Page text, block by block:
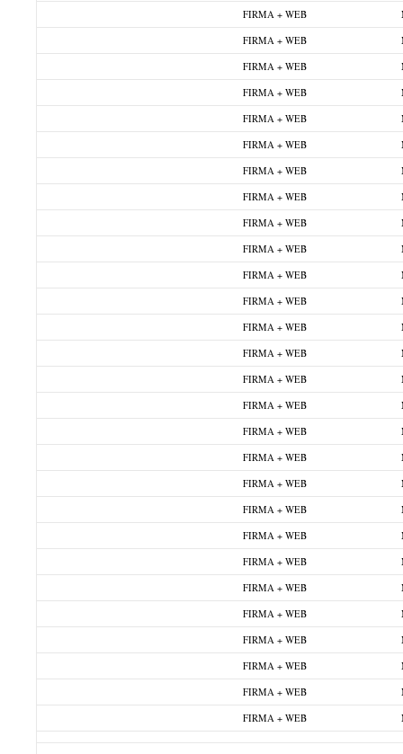
FIRMA + WEB
FIRMA + WEB
FIRMA + WEB
FIRMA + WEB
FIRMA + WEB
FIRMA + WEB
FIRMA + WEB
FIRMA + WEB
FIRMA + WEB
FIRMA + WEB
FIRMA + WEB
FIRMA + WEB
FIRMA + WEB
FIRMA + WEB
FIRMA + WEB
FIRMA + WEB
FIRMA + WEB
FIRMA + WEB
FIRMA + WEB
FIRMA + WEB
FIRMA + WEB
FIRMA + WEB
FIRMA + WEB
FIRMA + WEB
FIRMA + WEB
FIRMA + WEB
FIRMA + WEB
FIRMA + WEB